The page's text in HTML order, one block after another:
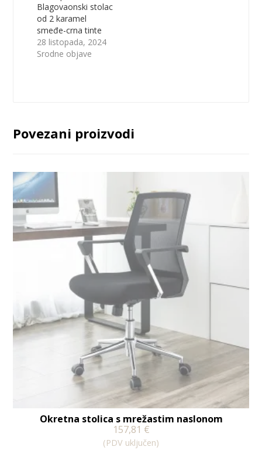
Blagovaonski stolac
od 2 karamel
smeđe-crna tinte
28 listopada, 2024
Srodne objave
Povezani proizvodi
Okretna stolica s mrežastim naslonom
157,81 €
(PDV uključen)